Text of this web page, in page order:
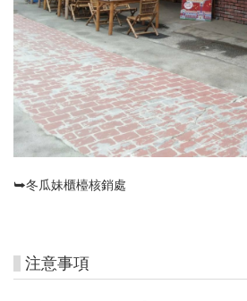
⮩冬瓜妹櫃檯核銷處
注意事項